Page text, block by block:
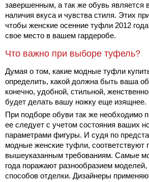
завершенным, а так же обувь является
наличия вкуса и чувства стиля. Этих
чтобы женские осенние туфли 2012
свое место в вашем гардеробе.
Что важно при выборе туфель?
Думая о том, какие модные туфли
определить, какой должна быть ваша
конечно, удобной, стильной,
будет делать вашу ножку еще изящнее.
При подборе обуви так же необходимо
ее следует с учетом состояния ваших
параметрами фигуры. И судя по
модные женские туфли, соответствуют
вышеуказанным требованиям. Самые
года поражают разнообразием
способов отделки. Дизайнеры